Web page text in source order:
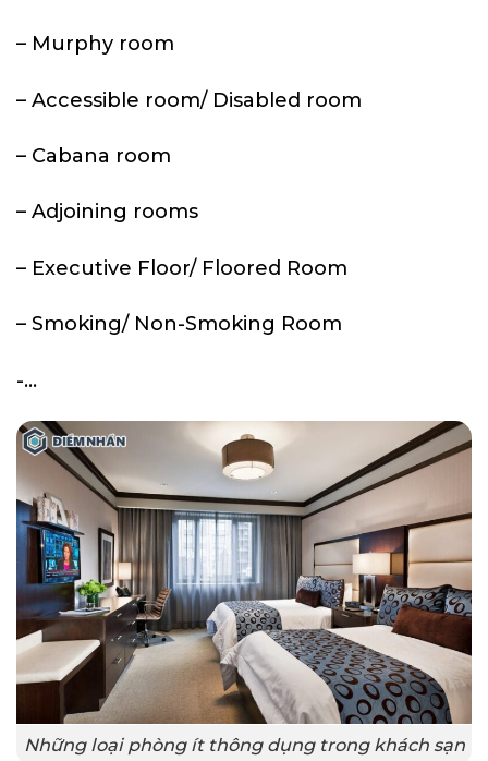
– Murphy room
– Accessible room/ Disabled room
– Cabana room
– Adjoining rooms
– Executive Floor/ Floored Room
– Smoking/ Non-Smoking Room
-…
Những loại phòng ít thông dụng trong khách sạn